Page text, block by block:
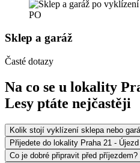
PO
Sklep a garáž
Časté dotazy
Na co se u lokality
Lesy ptáte nejčastěji
Kolik stojí vyklízení sklepa nebo
Přijedete do lokality Praha 21 -
Co je dobré připravit před příjezdem?